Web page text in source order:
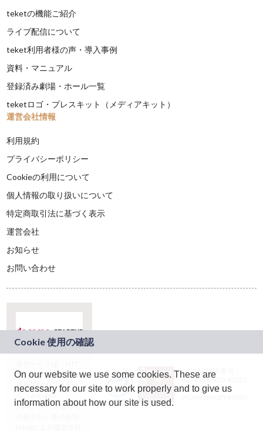
teketの機能ご紹介
ライブ配信について
teket利用者様の声・導入事例
資料・マニュアル
登録済み劇場・ホール一覧
teketロゴ・プレスキット（メディアキット）
運営会社情報
利用規約
プライバシーポリシー
Cookieの利用について
個人情報の取り扱いについて
特定商取引法に基づく表示
運営会社
お知らせ
お問い合わせ
ドコモグループの新
規事業創出プログラ
ム「docomo
STARTUP」を通じて
JASRAC許諾番号：
9024936001Y45037
JASRAC許諾番号：
On our website we use some cookies. These are
necessary for our site to work properly and to give us
information about how our site is used.